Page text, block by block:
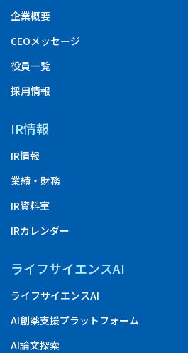
企業概要
CEOメッセージ
役員一覧
採用情報
IR情報
IR情報
業績・財務
IR資料室
IRカレンダー
ライフサイエンスAI
ライフサイエンスAI
AI創薬支援プラットフォーム
AI論文探索